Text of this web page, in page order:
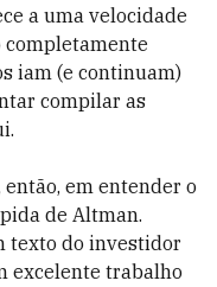
a uma velocidade
completamente
iam (e continuam)
compilar as
em entender o
de Altman.
texto do investidor
excelente trabalho